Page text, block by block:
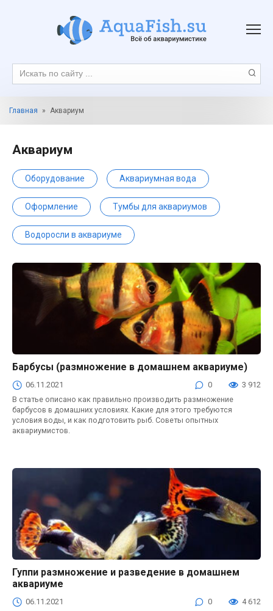
Главная » Аквариум
Аквариум
Оборудование Аквариумная вода
Оформление Тумбы для аквариумов
Водоросли в аквариуме
Аквариум
Барбусы (размножение в домашнем аквариуме)
06.11.2021 0
3 912
В статье описано как правильно производить размножение
барбусов в домашних условиях. Какие для этого требуются
условия воды, и как подготовить рыб. Советы опытных
аквариумистов.
Аквариум
Гуппи размножение и разведение в домашнем
аквариуме
06.11.2021 0
4 612